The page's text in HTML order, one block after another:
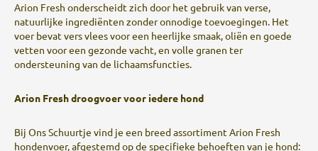
Arion Fresh onderscheidt zich door het gebruik van verse,
natuurlijke ingrediënten zonder onnodige toevoegingen. Het
voer bevat vers vlees voor een heerlijke smaak, oliën en goede
vetten voor een gezonde vacht, en volle granen ter
ondersteuning van de lichaamsfuncties.
Arion Fresh droogvoer voor iedere hond
Bij Ons Schuurtje vind je een breed assortiment Arion Fresh
hondenvoer, afgestemd op de specifieke behoeften van je hond: